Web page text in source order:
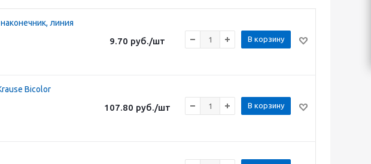
линия
9.70 руб./шт В корзину
Bicolor
107.80 руб./шт В корзину